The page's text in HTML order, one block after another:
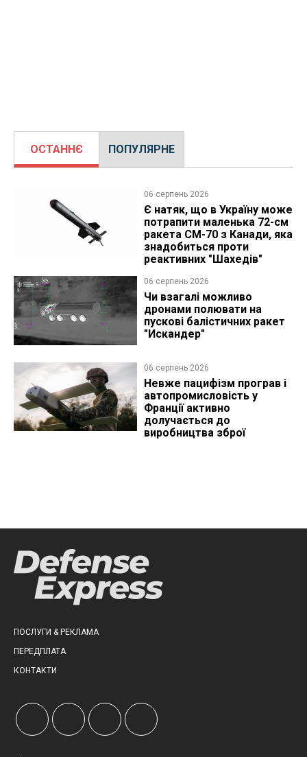
ОСТАННЄ ПОПУЛЯРНЕ
06 серпень 2026
Є натяк, що в Україну може
потрапити маленька 72-см
ракета CM-70 з Канади, яка
знадобиться проти
реактивних "Шахедів"
06 серпень 2026
Чи взагалі можливо
дронами полювати на
пускові балістичних ракет
"Искандер"
06 серпень 2026
Невже пацифізм програв і
автопромисловість у
Франції активно
долучається до
виробництва зброї
ПОСЛУГИ & РЕКЛАМА
ПЕРЕДПЛАТА
КОНТАКТИ